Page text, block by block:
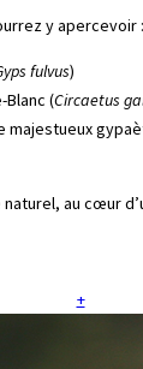
y apercevoir :
fulvus)
(Circaetus
majestueux
au cœur
+